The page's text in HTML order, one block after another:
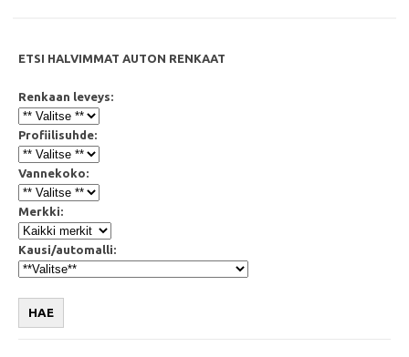
ETSI HALVIMMAT AUTON RENKAAT
Renkaan leveys:
Profiilisuhde:
Vannekoko:
Merkki:
Kausi/automalli:
HAE